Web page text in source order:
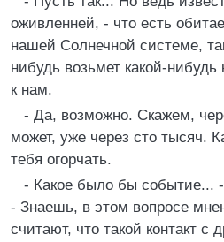
оживленней, - что есть
нашей Солнечной системе,
нибудь возьмет какой-
к нам.
- Да, возможно. Скажем,
может, уже через сто тысяч.
тебя огорчать.
- Какое было бы событие...
- Знаешь, в этом вопросе
считают, что такой контакт с